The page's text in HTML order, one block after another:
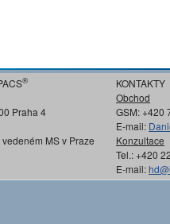
®
Praha 4
MS v Praze
KONTAKTY
Obchod
GSM: +420
E-mail:
Konzultace
Tel.: +420
E-mail: